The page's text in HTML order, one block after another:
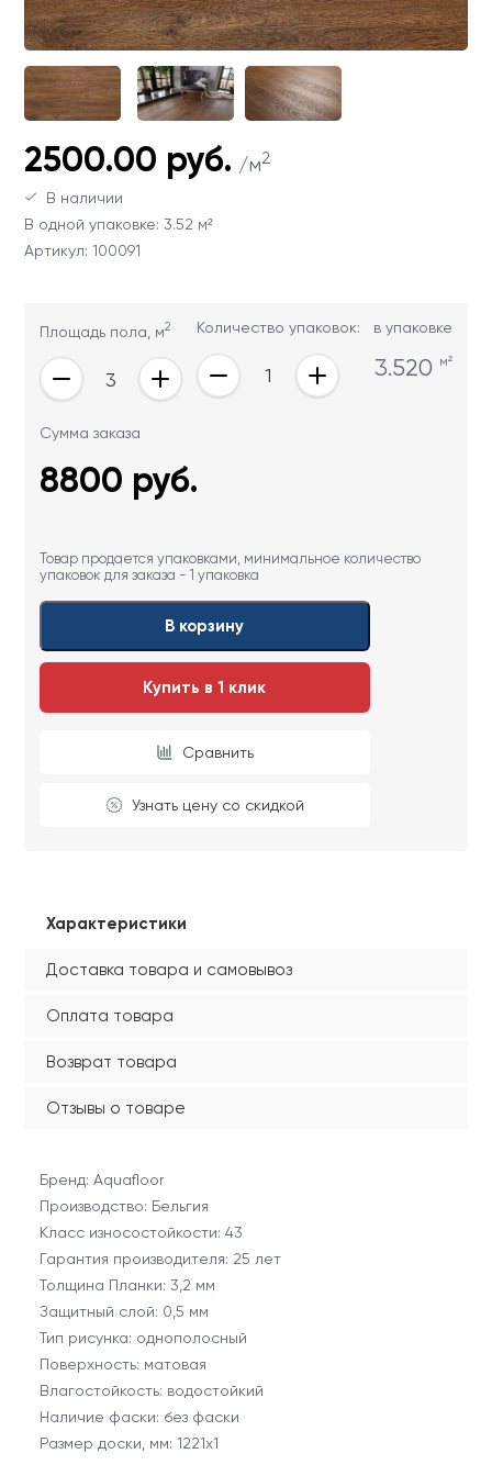
ОТПРАВИТЬ
Ваши данные не будут переданы третьим
Ваши данные не будут переданы третьим
лицам
Ваши данные не будут переданы третьим
лицам
2500.00 руб. /м2
В наличии
В одной упаковке: 3.52 м²
Артикул: 100091
Площадь пола, м2 Количество упаковок: в упаковке
3.520 м²
Сумма заказа
8800 руб.
Товар продается упаковками, минимальное количество
упаковок для заказа - 1 упаковка
В корзину
Купить в 1 клик
Сравнить
Узнать цену со скидкой
Характеристики
Доставка товара и самовывоз
Оплата товара
Возврат товара
Отзывы о товаре
Бренд: Aquafloor
Производство: Бельгия
Класс износостойкости: 43
Гарантия производителя: 25 лет
Толщина Планки: 3,2 мм
Защитный слой: 0,5 мм
Тип рисунка: однополосный
Поверхность: матовая
Влагостойкость: водостойкий
Наличие фаски: без фаски
Размер доски, мм: 1221x1